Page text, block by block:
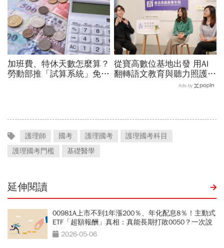
加班費、特休天數怎麼算？
勞動部推「試算系統」免代
從寶高數位基地出發 用AI
翻轉語文教育與聽力照護，
科技如何讓世界更平權？
Ads by
護理師 國考 護理國考
護理國考科目
護理國考門檻
基礎醫學
延伸閱讀
00981A上市不到1年漲200％、年化配息8％！主動式
ETF「超額報酬」真相：真能長期打敗0050？一次說
清楚2026-05-06